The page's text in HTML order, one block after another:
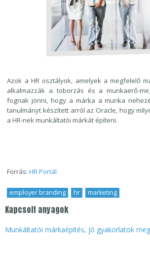
Azok a HR osztályok, amelyek a megfelelő
alkalmazzák a toborzás és a munkaerő-
fognak jönni, hogy a márka a munka
tanulmányt készített arról az Oracle, hogy
a HR-nek munkáltatói márkát építeni.
Forrás:HR Portál
employer branding hr marketing
Kapcsolt anyagok
Munkáltatói márkaépítés, jó gyakorlatok